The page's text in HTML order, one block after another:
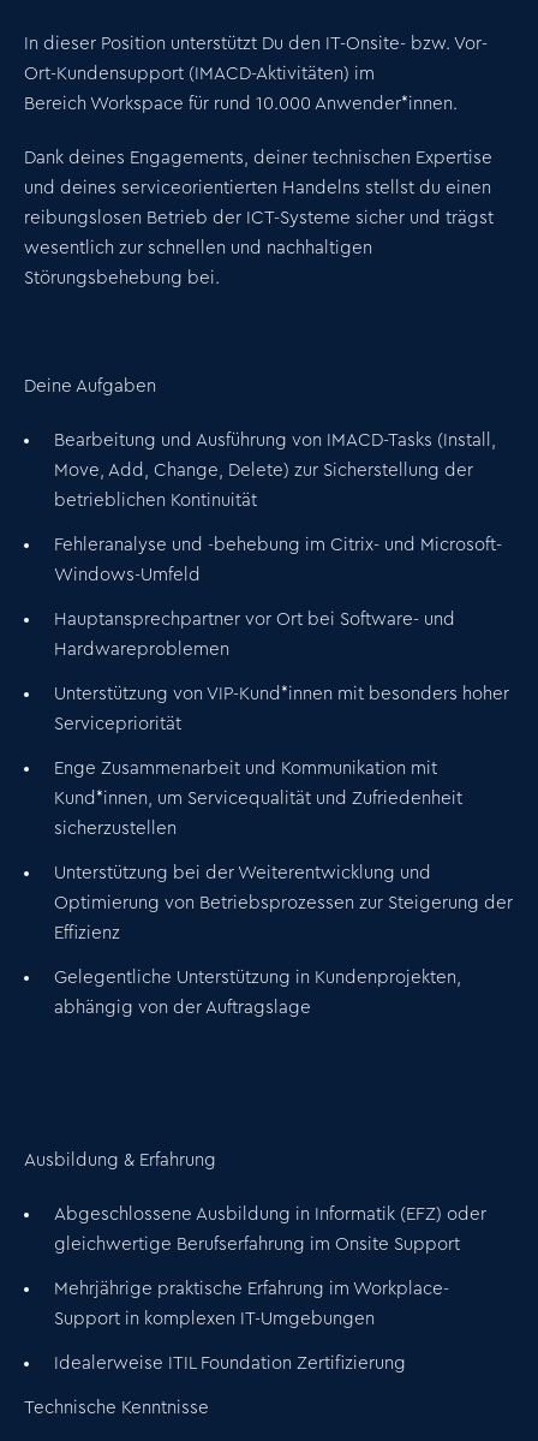
In dieser Position unterstützt Du den IT-Onsite- bzw. Vor-
Ort-Kundensupport (IMACD-Aktivitäten) im
Bereich Workspace für rund 10.000 Anwender*innen.
Dank deines Engagements, deiner technischen Expertise
und deines serviceorientierten Handelns stellst du einen
reibungslosen Betrieb der ICT-Systeme sicher und trägst
wesentlich zur schnellen und nachhaltigen
Störungsbehebung bei.
Deine Aufgaben
Bearbeitung und Ausführung von IMACD-Tasks (Install,
Move, Add, Change, Delete) zur Sicherstellung der
betrieblichen Kontinuität
Fehleranalyse und -behebung im Citrix- und Microsoft-
Windows-Umfeld
Hauptansprechpartner vor Ort bei Software- und
Hardwareproblemen
Unterstützung von VIP-Kund*innen mit besonders hoher
Servicepriorität
Enge Zusammenarbeit und Kommunikation mit
Kund*innen, um Servicequalität und Zufriedenheit
sicherzustellen
Unterstützung bei der Weiterentwicklung und
Optimierung von Betriebsprozessen zur Steigerung der
Effizienz
Gelegentliche Unterstützung in Kundenprojekten,
abhängig von der Auftragslage
Ausbildung & Erfahrung
Abgeschlossene Ausbildung in Informatik (EFZ) oder
gleichwertige Berufserfahrung im Onsite Support
Mehrjährige praktische Erfahrung im Workplace-
Support in komplexen IT-Umgebungen
Idealerweise ITIL Foundation Zertifizierung
Technische Kenntnisse